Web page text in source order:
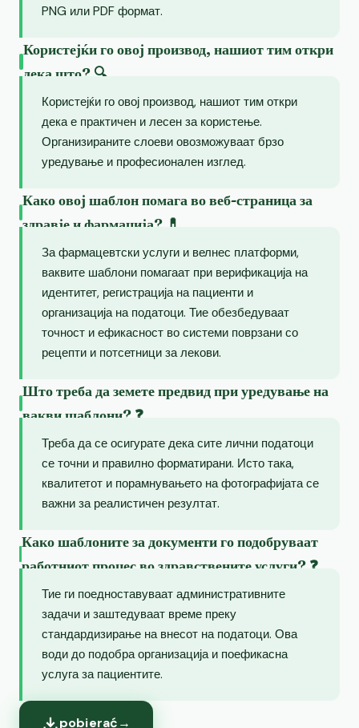
PNG или PDF формат.
Користејќи го овој производ, нашиот тим откри
дека што? 🔍
Користејќи го овој производ, нашиот тим откри
дека е практичен и лесен за користење.
Организираните слоеви овозможуваат брзо
уредување и професионален изглед.
Како овој шаблон помага во веб-страница за
здравје и фармација? 💊
За фармацевтски услуги и велнес платформи,
ваквите шаблони помагаат при верификација на
идентитет, регистрација на пациенти и
организација на податоци. Тие обезбедуваат
точност и ефикасност во системи поврзани со
рецепти и потсетници за лекови.
Што треба да земете предвид при уредување на
вакви шаблони? ❓
Треба да се осигурате дека сите лични податоци
се точни и правилно форматирани. Исто така,
квалитетот и порамнувањето на фотографијата се
важни за реалистичен резултат.
Како шаблоните за документи го подобруваат
работниот процес во здравствените услуги? ❓
Тие ги поедноставуваат административните
задачи и заштедуваат време преку
стандардизирање на внесот на податоци. Ова
води до подобра организација и поефикасна
услуга за пациентите.
pobierać→